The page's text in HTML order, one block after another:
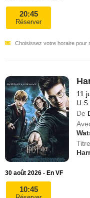
20:45
Réserver
Choisissez votre horaire pour
11
De
30 août 2026 - En VF
10:45